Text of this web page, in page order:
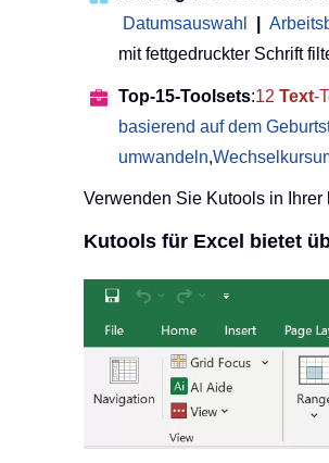
Datumsauswahl
mit fettgedruckter Schrift
Top-15-Toolsets:12 Text-
basierend auf dem
umwandeln,
Verwenden Sie Kutools in
Kutools für Excel bietet